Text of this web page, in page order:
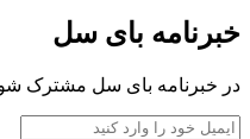
خبرنامه بای سل
در خبرنامه بای سل مشترک